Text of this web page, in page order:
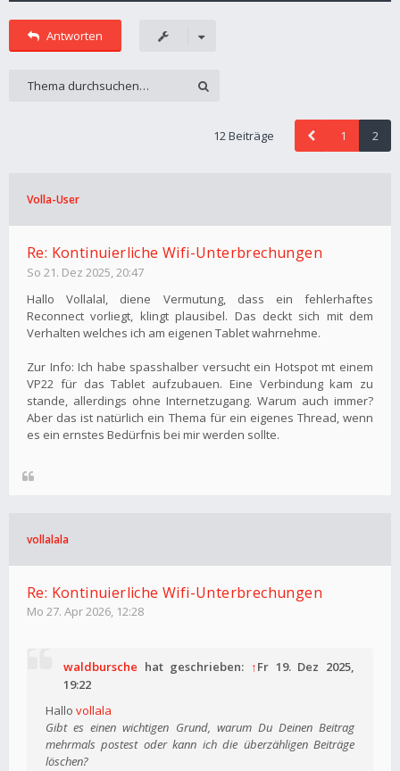
Antworten
12 Beiträge 1 2
Volla-User
Re: Kontinuierliche Wifi-Unterbrechungen
So 21. Dez 2025, 20:47
Hallo Vollalal, diene Vermutung, dass ein fehlerhaftes
Reconnect vorliegt, klingt plausibel. Das deckt sich mit dem
Verhalten welches ich am eigenen Tablet wahrnehme.
Zur Info: Ich habe spasshalber versucht ein Hotspot mt einem
VP22 für das Tablet aufzubauen. Eine Verbindung kam zu
stande, allerdings ohne Internetzugang. Warum auch immer?
Aber das ist natürlich ein Thema für ein eigenes Thread, wenn
es ein ernstes Bedürfnis bei mir werden sollte.
vollalala
Re: Kontinuierliche Wifi-Unterbrechungen
Mo 27. Apr 2026, 12:28
waldbursche hat geschrieben: ↑Fr 19. Dez 2025,
19:22
Hallo vollala
Gibt es einen wichtigen Grund, warum Du Deinen Beitrag
mehrmals postest oder kann ich die überzähligen Beiträge
löschen?